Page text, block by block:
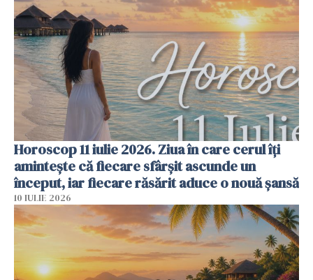
Horoscop 11 iulie 2026. Ziua în care cerul îți
amintește că fiecare sfârșit ascunde un
început, iar fiecare răsărit aduce o nouă șansă
10 IULIE 2026